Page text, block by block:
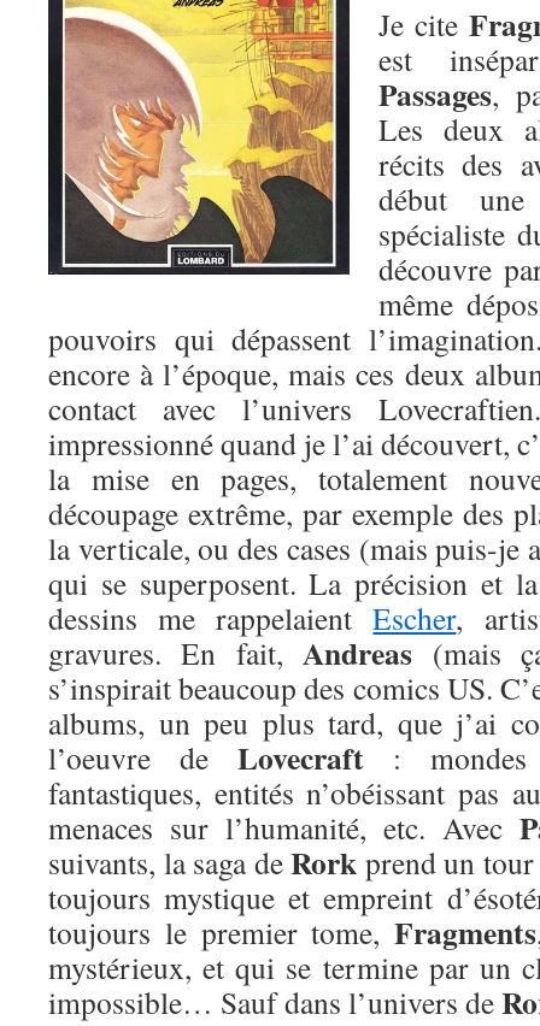
Je cite
est
Passages,
Les deux
récits des
début
spécialiste
découvre
même
pouvoirs qui dépassent
encore à l’époque, mais ces deux
contact avec l’univers
impressionné quand je l’ai découvert,
la mise en pages, totalement
découpage extrême, par exemple des
la verticale, ou des cases (mais puis-je
qui se superposent. La précision et
dessins me rappelaientEscher,
gravures. En fait,Andreas (mais
s’inspirait beaucoup des comics US.
albums, un peu plus tard, que j’ai
l’oeuvre de Lovecraft : mondes
fantastiques, entités n’obéissant pas
menaces sur l’humanité, etc. Avec
suivants, la saga deRork prend un
toujours mystique et empreint
toujours le premier tome, Fragments
mystérieux, et qui se termine par un
impossible… Sauf dans l’univers de